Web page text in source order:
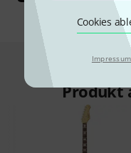
Cookies
Das kauften
Produkt